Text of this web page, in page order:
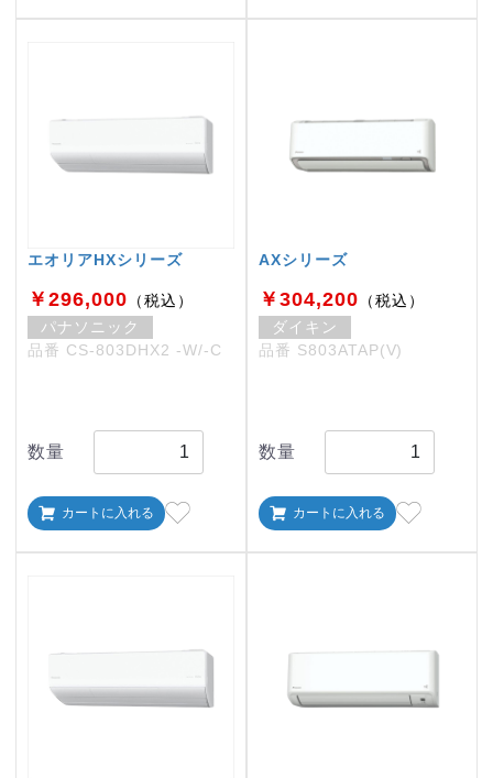
エオリアHXシリーズ
￥296,000 （税込）
パナソニック
品番 CS-803DHX2 -W/-C
数量
カートに入れる
AXシリーズ
￥304,200 （税込）
ダイキン
品番 S803ATAP(V)
数量
カートに入れる